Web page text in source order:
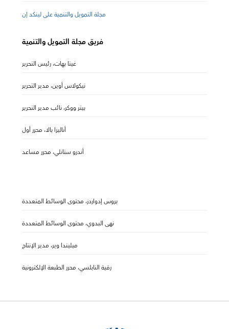
مجلة التمويل والتنمية على لينكد إن
فريق مجلة التمويل والتنمية
غيتا بهات، رئيس التحرير
نيكولاس أوين، مدير التحرير
بيتر ووكر، نائب مدير التحرير
أناليزا بالا، محرر أول
أندرو ستانلي، محرر مساعد
بروس إدواردز، محتوى الوسائط المتعددة
نهى البدوي، محتوى الوسائط المتعددة
ميليندا وير، مدير الإنتاج
رقية النابلسي، محرر الطبعة الإلكترونية